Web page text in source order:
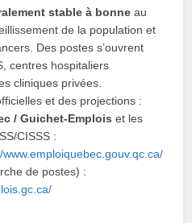
stable à bonne au
de la population et
Des postes s’ouvrent
centres hospitaliers
cliniques privées.
et des projections :
/ Guichet‑Emplois et les
CISSS :
www.emploiquebec.gouv.qc.ca/
de postes) :